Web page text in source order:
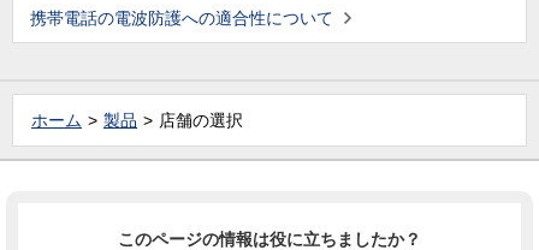
携帯電話の電波防護への適合性について
ホーム 製品 店舗の選択
このページの情報は役に立ちましたか？